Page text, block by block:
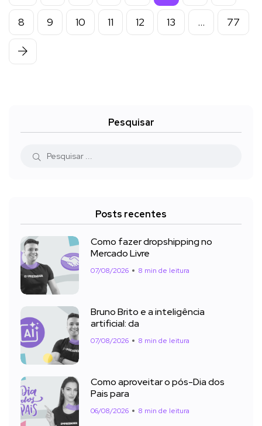
8 9 10 11 12 13 … 77
Pesquisar
Posts recentes
Como fazer dropshipping no
Mercado Livre
07/08/2026 8 min de leitura
Bruno Brito e a inteligência
artificial: da
07/08/2026 8 min de leitura
Como aproveitar o pós-Dia dos
Pais para
06/08/2026 8 min de leitura